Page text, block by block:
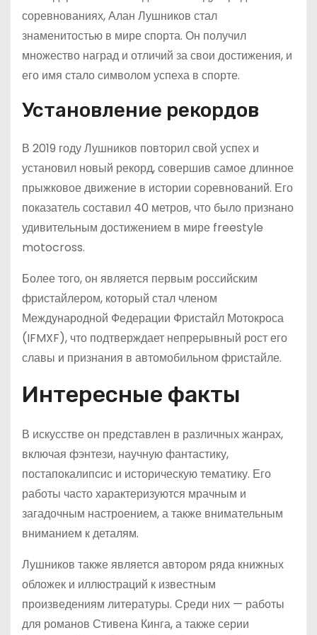
соревнованиях, Алан Лушников стал
знаменитостью в мире спорта. Он получил
множество наград и отличий за свои достижения, и
его имя стало символом успеха в спорте.
Установление рекордов
В 2019 году Лушников повторил свой успех и
установил новый рекорд, совершив самое длинное
прыжковое движение в истории соревнований. Его
показатель составил 40 метров, что было признано
удивительным достижением в мире freestyle
motocross.
Более того, он является первым российским
фристайлером, который стал членом
Международной Федерации Фристайл Мотокроса
(IFMXF), что подтверждает непрерывный рост его
славы и признания в автомобильном фристайле.
Интересные факты
В искусстве он представлен в различных жанрах,
включая фэнтези, научную фантастику,
постапокалипсис и историческую тематику. Его
работы часто характеризуются мрачным и
загадочным настроением, а также внимательным
вниманием к деталям.
Лушников также является автором ряда книжных
обложек и иллюстраций к известным
произведениям литературы. Среди них — работы
для романов Стивена Кинга, а также серии